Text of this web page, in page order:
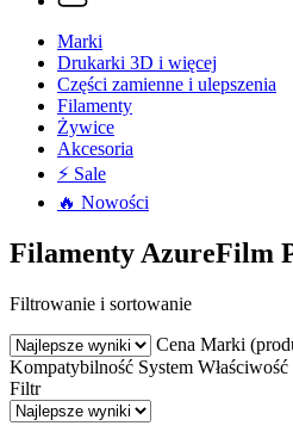
Marki
Drukarki 3D i więcej
Części zamienne i ulepszenia
Filamenty
Żywice
Akcesoria
⚡ Sale
🔥 Nowości
Filamenty AzureFilm
Filtrowanie i sortowanie
Cena Marki
Kompatybilność System Właściwość
Filtr